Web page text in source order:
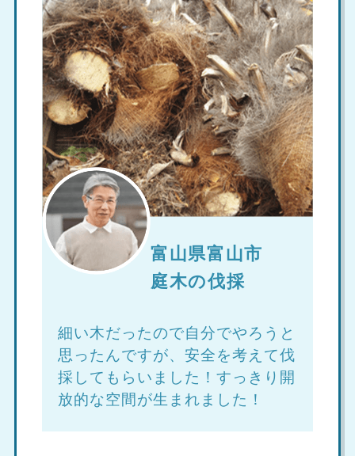
富山県富山市
庭木の伐採
細い木だったので自分でやろうと
思ったんですが、安全を考えて伐
採してもらいました！すっきり開
放的な空間が生まれました！